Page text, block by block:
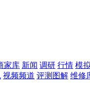
家库 新闻 调研 行情 模
视频频道 评测图解 维修